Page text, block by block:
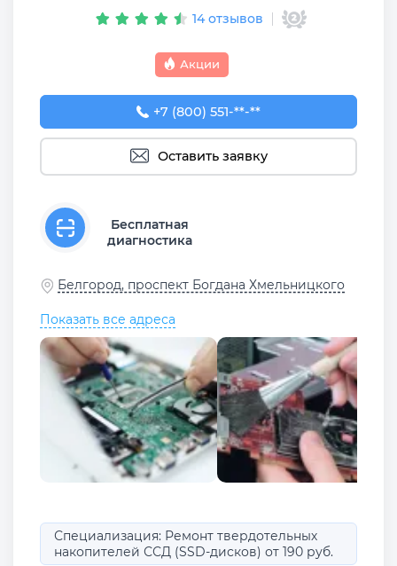
14 отзывов
Акции
+7 (800) 551-74-09
+7 (800) 551-**-**
Оставить заявку
Бесплатная
диагностика
Белгород, проспект Богдана Хмельницкого
Показать все адреса
Специализация: Ремонт твердотельных
накопителей ССД (SSD-дисков) от 190 руб.